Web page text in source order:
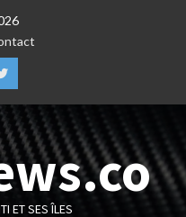
Twitter
ET SES ÎLES